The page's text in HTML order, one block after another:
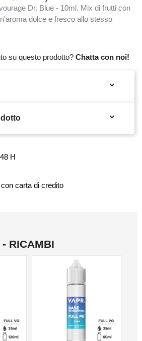
Dr. Blue - 10ml. Mix di frutti con
dolce e fresco allo stesso
su questo prodotto? Chatta con noi!


H
carta di credito
- RICAMBI